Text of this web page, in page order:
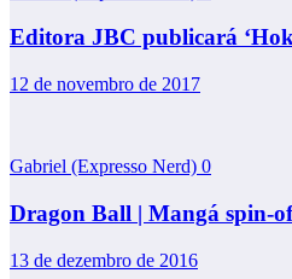
Editora JBC publicará
12 de novembro de 2017
Gabriel (Expresso Nerd) 0
Dragon Ball | Mangá spin-
13 de dezembro de 2016